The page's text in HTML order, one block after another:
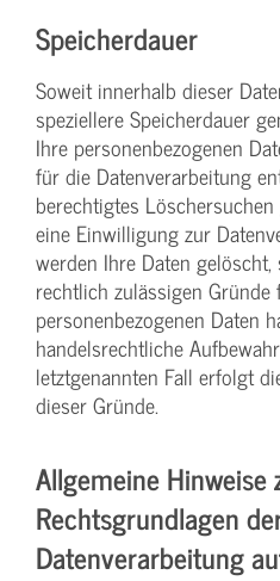
Speicherdauer
Soweit innerhalb dieser
speziellere Speicherdauer
Ihre personenbezogenen
für die Datenverarbeitung
berechtigtes
eine Einwilligung zur
werden Ihre Daten
rechtlich zulässigen
personenbezogenen Daten
handelsrechtliche
letztgenannten Fall erfolgt
dieser Gründe.
Allgemeine Hinweise
Rechtsgrundlagen
Datenverarbeitung